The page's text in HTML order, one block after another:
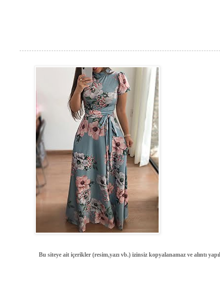
Bu siteye ait içerikler (resim,yazı vb.) izinsiz kopyalanamaz ve alıntı